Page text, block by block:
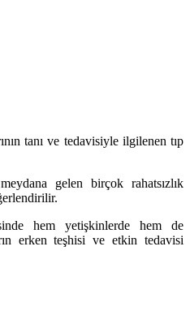
tanı ve tedavisiyle ilgilenen tıp
gelen birçok rahatsızlık
hem yetişkinlerde hem de
erken teşhisi ve etkin tedavisi